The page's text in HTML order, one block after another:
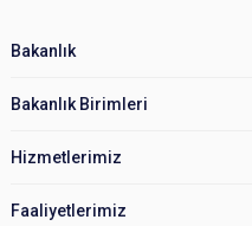
Bakanlık
Bakanlık Birimleri
Hizmetlerimiz
Faaliyetlerimiz